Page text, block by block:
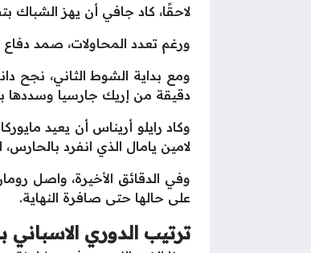
لاحقًا، كاد جافي أن يهز الشباك
ورغم تعدد المحاولات، صمد
دقيقة من إريك جارسيا وسددها
وكاد رايلو أريناس أن يعيد
لامين يامال الذي انفرد
وفي الدقائق الأخيرة، واصل
على حالها حتى صافرة النهاية.
ترتيب الدوري الاسباني